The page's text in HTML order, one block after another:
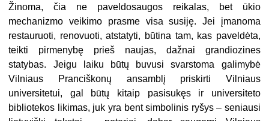
Žinoma, čia ne paveldosaugos reikalas, bet ūkio
mechanizmo veikimo prasme visa susiję. Jei įmanoma
restauruoti, renovuoti, atstatyti, būtina tam, kas paveldėta,
teikti pirmenybę prieš naujas, dažnai grandiozines
statybas. Jeigu laiku būtų buvusi svarstoma galimybė
Vilniaus Pranciškonų ansamblį priskirti Vilniaus
universitetui, gal būtų kitaip pasisukęs ir universiteto
bibliotekos likimas, juk yra bent simbolinis ryšys – seniausi